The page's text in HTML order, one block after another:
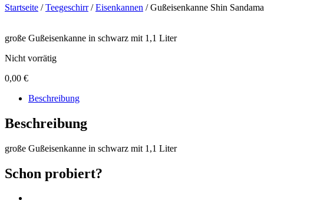
Startseite /Teegeschirr/Eisenkannen / Gußeisenkanne Shin Sandama
große Gußeisenkanne in schwarz mit 1,1 Liter
Nicht vorrätig
0,00 €
Beschreibung
Beschreibung
große Gußeisenkanne in schwarz mit 1,1 Liter
Schon probiert?